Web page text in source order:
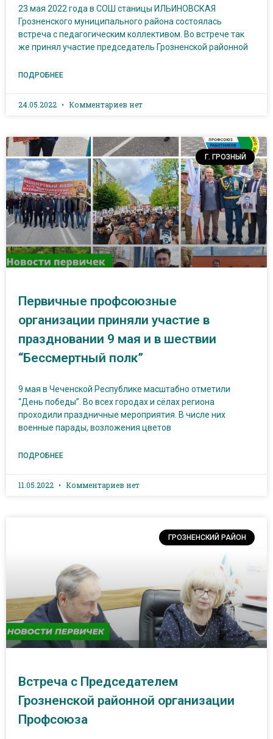
23 мая 2022 года в СОШ станицы ИЛЬИНОВСКАЯ
Грозненского муниципального района состоялась
встреча с педагогическим коллективом. Во встрече так
же принял участие председатель Грозненской районной
ПОДРОБНЕЕ
24.05.2022 Комментариев нет
Г. ГРОЗНЫЙ
Первичные профсоюзные
организации приняли участие в
праздновании 9 мая и в шествии
“Бессмертный полк”
9 мая в Чеченской Республике масштабно отметили
“День победы”. Во всех городах и сёлах региона
проходили праздничные мероприятия. В числе них
военные парады, возложения цветов
ПОДРОБНЕЕ
11.05.2022 Комментариев нет
ГРОЗНЕНСКИЙ РАЙОН
Встреча с Председателем
Грозненской районной организации
Профсоюза